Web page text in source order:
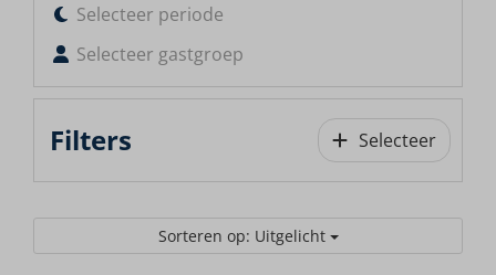
Selecteer periode
Selecteer gastgroep
Filters Selecteer
Sorteren op: Uitgelicht